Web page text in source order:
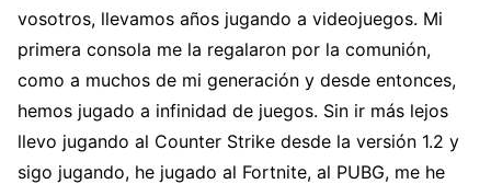
vosotros, llevamos años jugando a videojuegos. Mi
primera consola me la regalaron por la comunión,
como a muchos de mi generación y desde entonces,
hemos jugado a infinidad de juegos. Sin ir más lejos
llevo jugando al Counter Strike desde la versión 1.2 y
sigo jugando, he jugado al Fortnite, al PUBG, me he